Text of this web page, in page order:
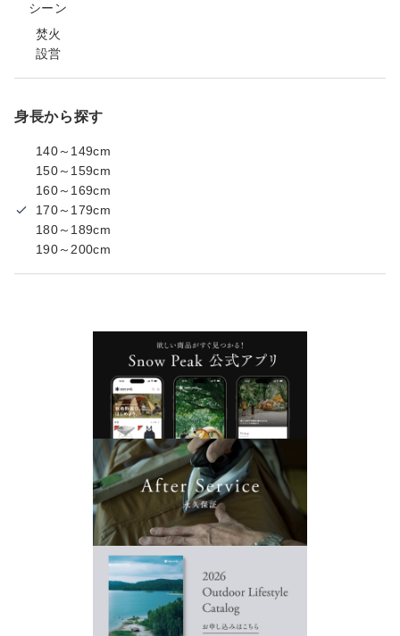
シーン
焚火
設営
身長から探す
140～149cm
150～159cm
160～169cm
170～179cm
180～189cm
190～200cm